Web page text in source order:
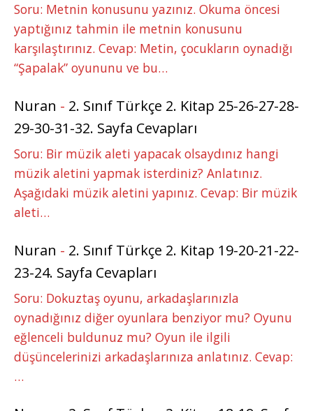
Soru: Metnin konusunu yazınız. Okuma öncesi
yaptığınız tahmin ile metnin konusunu
karşılaştırınız. Cevap: Metin, çocukların oynadığı
“Şapalak” oyununu ve bu…
Nuran - 2. Sınıf Türkçe 2. Kitap 25-26-27-28-
29-30-31-32. Sayfa Cevapları
Soru: Bir müzik aleti yapacak olsaydınız hangi
müzik aletini yapmak isterdiniz? Anlatınız.
Aşağıdaki müzik aletini yapınız. Cevap: Bir müzik
aleti…
Nuran - 2. Sınıf Türkçe 2. Kitap 19-20-21-22-
23-24. Sayfa Cevapları
Soru: Dokuztaş oyunu, arkadaşlarınızla
oynadığınız diğer oyunlara benziyor mu? Oyunu
eğlenceli buldunuz mu? Oyun ile ilgili
düşüncelerinizi arkadaşlarınıza anlatınız. Cevap:
…